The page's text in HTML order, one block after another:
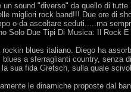
sound "diverso" da quello di
migliori rock band!!! Due ore di
o da ascoltare seduti.....ma
Solo Due Tipi Di Musica: Il Rock E
blues italiano. Diego ha
a sferraglianti country, senza
sua fida Gretsch, sulla quale
le dinamiche proposte dal